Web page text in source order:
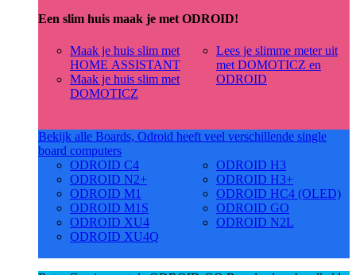
Een slim huis maak je met ODROID!
Maak je huis slim met
HOME ASSISTANT
Maak je huis slim met
DOMOTICZ
Lees je slimme meter uit
met DOMOTICZ en
ODROID
Bekijk alle Boards, Odroid heeft veel verschillende single
board computers
ODROID C4
ODROID N2+
ODROID M1
ODROID M1S
ODROID XU4
ODROID XU4Q
ODROID H3
ODROID H3+
ODROID HC4 (OLED)
ODROID GO
ODROID N2L